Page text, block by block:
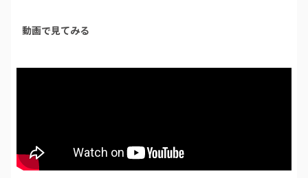
動画で見てみる